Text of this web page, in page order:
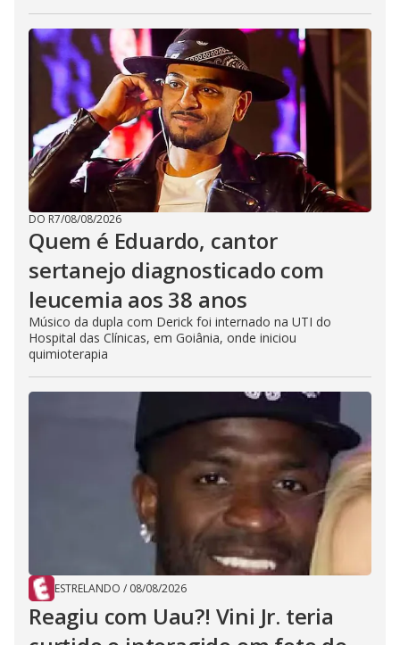
DO R7/08/08/2026
Quem é Eduardo, cantor
sertanejo diagnosticado com
leucemia aos 38 anos
Músico da dupla com Derick foi internado na UTI do
Hospital das Clínicas, em Goiânia, onde iniciou
quimioterapia
ESTRELANDO / 08/08/2026
Reagiu com Uau?! Vini Jr. teria